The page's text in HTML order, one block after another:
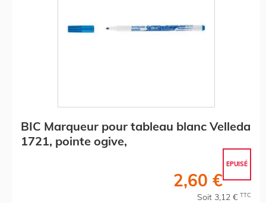
BIC Marqueur pour tableau blanc Velleda
1721, pointe ogive,
EPUISÉ
2,60 €
Soit 3,12 € TTC